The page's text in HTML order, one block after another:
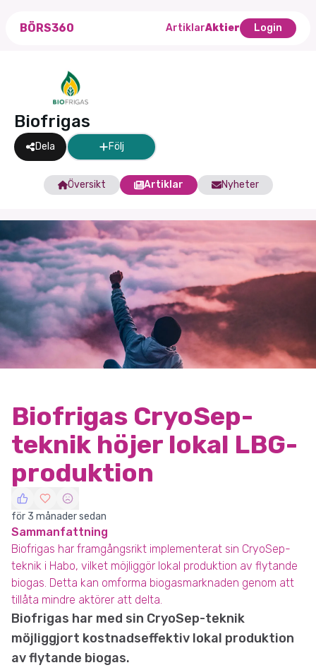
BÖRS360 ArtiklarAktier Login
Biofrigas
Dela Följ
Översikt Artiklar Nyheter
Biofrigas CryoSep-
teknik höjer lokal LBG-
produktion
för 3 månader sedan
Sammanfattning
Biofrigas har framgångsrikt implementerat sin CryoSep-
teknik i Habo, vilket möjliggör lokal produktion av flytande
biogas. Detta kan omforma biogasmarknaden genom att
tillåta mindre aktörer att delta.
Biofrigas har med sin CryoSep-teknik
möjliggjort kostnadseffektiv lokal produktion
av flytande biogas.